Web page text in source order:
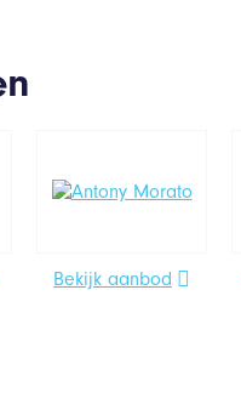
Bekijk aanbod